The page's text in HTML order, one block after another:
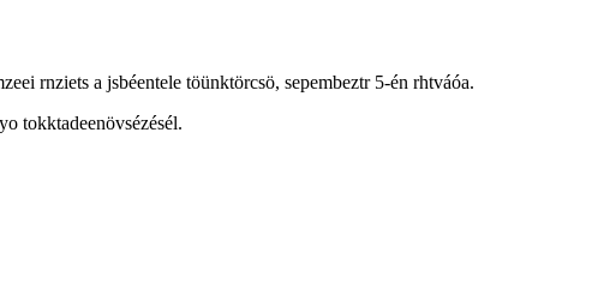
rnziets a jsbéentele töünktörcsö, sepembeztr 5-én rhtváóa.
tokktadeenövsézésél.